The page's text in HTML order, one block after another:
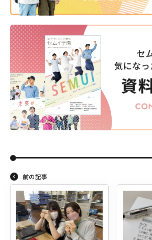
前の記事